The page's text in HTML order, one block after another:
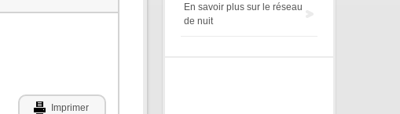
Imprimer
En savoir plus sur le réseau
de nuit